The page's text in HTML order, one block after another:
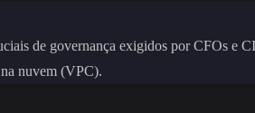
de governança exigidos por CFOs e
nuvem (VPC).